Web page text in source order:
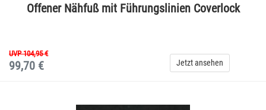
Offener Nähfuß mit Führungslinien Coverlock
UVP 104,95 €
99,70 € Jetzt ansehen